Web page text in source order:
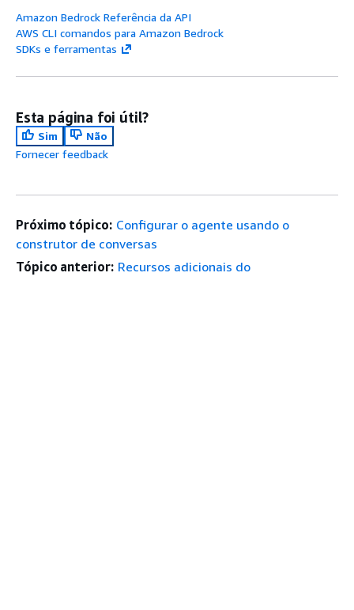
Amazon Bedrock Referência da API
AWS CLI comandos para Amazon Bedrock
SDKs e ferramentas
Esta página foi útil?
Sim
Não
Fornecer feedback
Próximo tópico: Configurar o agente usando o
construtor de conversas
Tópico anterior: Recursos adicionais do